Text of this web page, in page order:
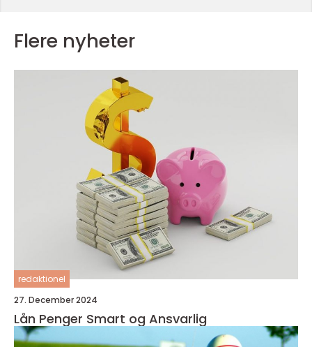
Flere nyheter
redaktionel
27. December 2024
Lån Penger Smart og Ansvarlig